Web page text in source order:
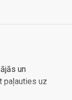
un
paļauties uz